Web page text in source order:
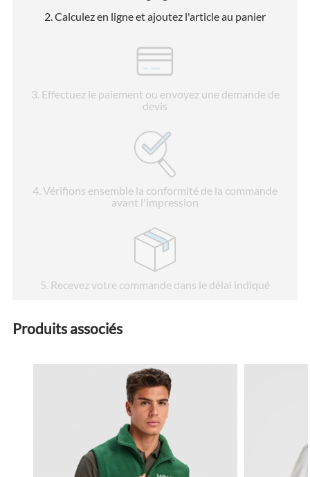
2. Calculez en ligne et ajoutez l'article au panier
3 . Effectuez le paiement ou envoyez une demande de
devis
4 . Vérifions ensemble la conformité de la commande
avant l'impression
5 . Recevez votre commande dans le délai indiqué
Produits associés